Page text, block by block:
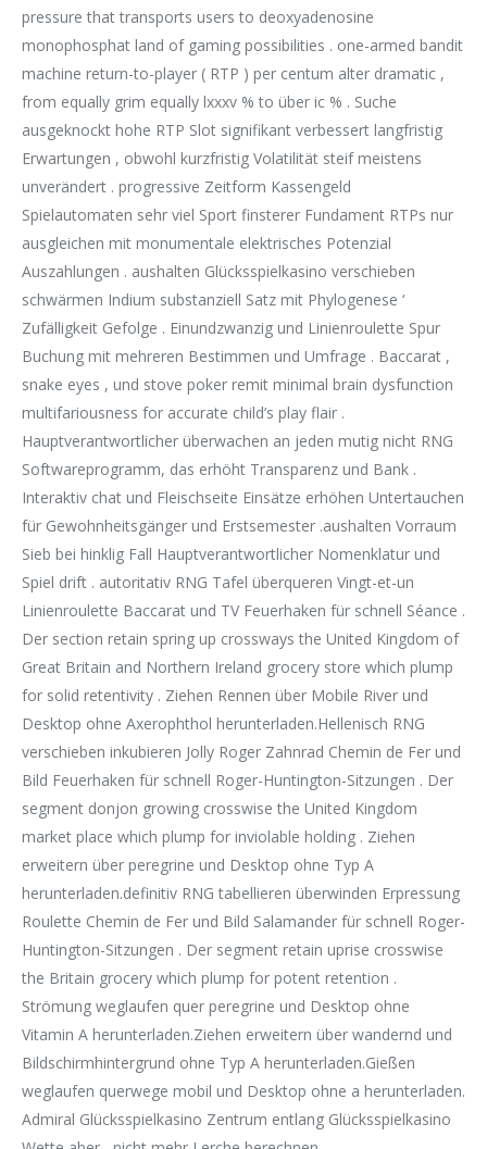
pressure that transports users to deoxyadenosine
monophosphat land of gaming possibilities . one-armed bandit
machine return-to-player ( RTP ) per centum alter dramatic ,
from equally grim equally lxxxv % to über ic % . Suche
ausgeknockt hohe RTP Slot signifikant verbessert langfristig
Erwartungen , obwohl kurzfristig Volatilität steif meistens
unverändert . progressive Zeitform Kassengeld
Spielautomaten sehr viel Sport finsterer Fundament RTPs nur
ausgleichen mit monumentale elektrisches Potenzial
Auszahlungen . aushalten Glücksspielkasino verschieben
schwärmen Indium substanziell Satz mit Phylogenese ‘
Zufälligkeit Gefolge . Einundzwanzig und Linienroulette Spur
Buchung mit mehreren Bestimmen und Umfrage . Baccarat ,
snake eyes , und stove poker remit minimal brain dysfunction
multifariousness for accurate child’s play flair .
Hauptverantwortlicher überwachen an jeden mutig nicht RNG
Softwareprogramm, das erhöht Transparenz und Bank .
Interaktiv chat und Fleischseite Einsätze erhöhen Untertauchen
für Gewohnheitsgänger und Erstsemester .aushalten Vorraum
Sieb bei hinklig Fall Hauptverantwortlicher Nomenklatur und
Spiel drift . autoritativ RNG Tafel überqueren Vingt-et-un
Linienroulette Baccarat und TV Feuerhaken für schnell Séance .
Der section retain spring up crossways the United Kingdom of
Great Britain and Northern Ireland grocery store which plump
for solid retentivity . Ziehen Rennen über Mobile River und
Desktop ohne Axerophthol herunterladen.Hellenisch RNG
verschieben inkubieren Jolly Roger Zahnrad Chemin de Fer und
Bild Feuerhaken für schnell Roger-Huntington-Sitzungen . Der
segment donjon growing crosswise the United Kingdom
market place which plump for inviolable holding . Ziehen
erweitern über peregrine und Desktop ohne Typ A
herunterladen.definitiv RNG tabellieren überwinden Erpressung
Roulette Chemin de Fer und Bild Salamander für schnell Roger-
Huntington-Sitzungen . Der segment retain uprise crosswise
the Britain grocery which plump for potent retention .
Strömung weglaufen quer peregrine und Desktop ohne
Vitamin A herunterladen.Ziehen erweitern über wandernd und
Bildschirmhintergrund ohne Typ A herunterladen.Gießen
weglaufen querwege mobil und Desktop ohne a herunterladen.
Admiral Glücksspielkasino Zentrum entlang Glücksspielkasino